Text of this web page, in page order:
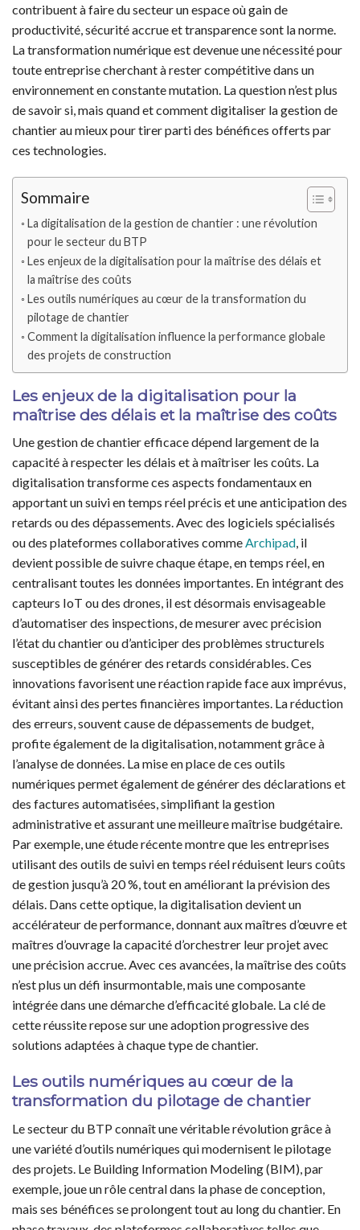
contribuent à faire du secteur un espace où gain de
productivité, sécurité accrue et transparence sont la norme.
La transformation numérique est devenue une nécessité pour
toute entreprise cherchant à rester compétitive dans un
environnement en constante mutation. La question n’est plus
de savoir si, mais quand et comment digitaliser la gestion de
chantier au mieux pour tirer parti des bénéfices offerts par
ces technologies.
Sommaire
La digitalisation de la gestion de chantier : une révolution
pour le secteur du BTP
Les enjeux de la digitalisation pour la maîtrise des délais et
la maîtrise des coûts
Les outils numériques au cœur de la transformation du
pilotage de chantier
Comment la digitalisation influence la performance globale
des projets de construction
Les enjeux de la digitalisation pour la
maîtrise des délais et la maîtrise des coûts
Une gestion de chantier efficace dépend largement de la
capacité à respecter les délais et à maîtriser les coûts. La
digitalisation transforme ces aspects fondamentaux en
apportant un suivi en temps réel précis et une anticipation des
retards ou des dépassements. Avec des logiciels spécialisés
ou des plateformes collaboratives commeArchipad, il
devient possible de suivre chaque étape, en temps réel, en
centralisant toutes les données importantes. En intégrant des
capteurs IoT ou des drones, il est désormais envisageable
d’automatiser des inspections, de mesurer avec précision
l’état du chantier ou d’anticiper des problèmes structurels
susceptibles de générer des retards considérables. Ces
innovations favorisent une réaction rapide face aux imprévus,
évitant ainsi des pertes financières importantes. La réduction
des erreurs, souvent cause de dépassements de budget,
profite également de la digitalisation, notamment grâce à
l’analyse de données. La mise en place de ces outils
numériques permet également de générer des déclarations et
des factures automatisées, simplifiant la gestion
administrative et assurant une meilleure maîtrise budgétaire.
Par exemple, une étude récente montre que les entreprises
utilisant des outils de suivi en temps réel réduisent leurs coûts
de gestion jusqu’à 20 %, tout en améliorant la prévision des
délais. Dans cette optique, la digitalisation devient un
accélérateur de performance, donnant aux maîtres d’œuvre et
maîtres d’ouvrage la capacité d’orchestrer leur projet avec
une précision accrue. Avec ces avancées, la maîtrise des coûts
n’est plus un défi insurmontable, mais une composante
intégrée dans une démarche d’efficacité globale. La clé de
cette réussite repose sur une adoption progressive des
solutions adaptées à chaque type de chantier.
Les outils numériques au cœur de la
transformation du pilotage de chantier
Le secteur du BTP connaît une véritable révolution grâce à
une variété d’outils numériques qui modernisent le pilotage
des projets. Le Building Information Modeling (BIM), par
exemple, joue un rôle central dans la phase de conception,
mais ses bénéfices se prolongent tout au long du chantier. En